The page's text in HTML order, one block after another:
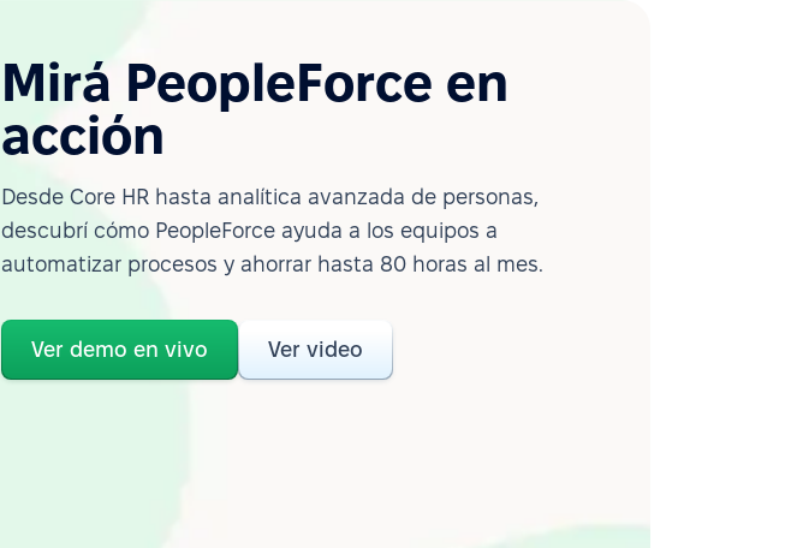
Mirá PeopleForce en
acción
Desde Core HR hasta analítica avanzada de personas,
descubrí cómo PeopleForce ayuda a los equipos a
automatizar procesos y ahorrar hasta 80 horas al mes.
Ver demo en vivo Ver video